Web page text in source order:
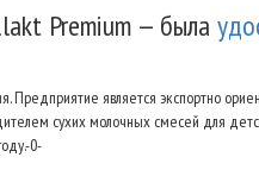
Premium — была
Предприятие является экспортно
сухих молочных смесей для
0-